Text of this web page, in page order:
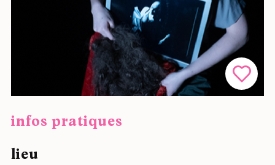
infos pratiques
lieu